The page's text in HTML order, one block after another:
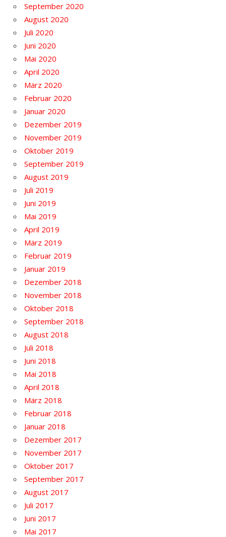
September 2020
August 2020
Juli 2020
Juni 2020
Mai 2020
April 2020
März 2020
Februar 2020
Januar 2020
Dezember 2019
November 2019
Oktober 2019
September 2019
August 2019
Juli 2019
Juni 2019
Mai 2019
April 2019
März 2019
Februar 2019
Januar 2019
Dezember 2018
November 2018
Oktober 2018
September 2018
August 2018
Juli 2018
Juni 2018
Mai 2018
April 2018
März 2018
Februar 2018
Januar 2018
Dezember 2017
November 2017
Oktober 2017
September 2017
August 2017
Juli 2017
Juni 2017
Mai 2017